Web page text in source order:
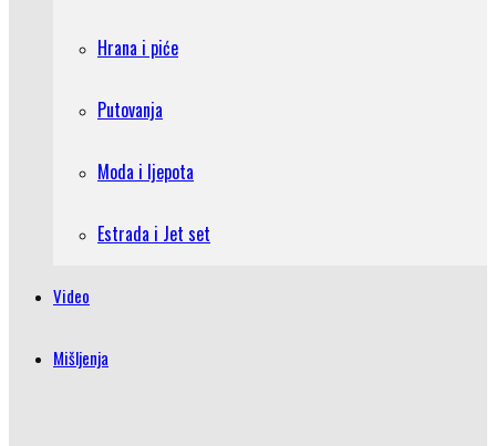
Hrana i piće
Putovanja
Moda i ljepota
Estrada i Jet set
Video
Mišljenja